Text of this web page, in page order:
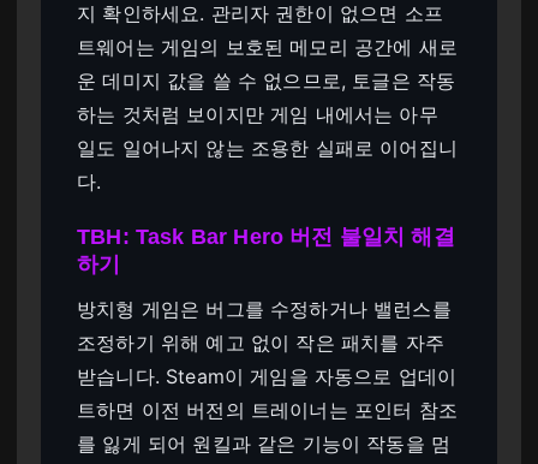
지 확인하세요. 관리자 권한이 없으면 소프
트웨어는 게임의 보호된 메모리 공간에 새로
운 데미지 값을 쓸 수 없으므로, 토글은 작동
하는 것처럼 보이지만 게임 내에서는 아무
일도 일어나지 않는 조용한 실패로 이어집니
다.
TBH: Task Bar Hero 버전 불일치 해결
하기
방치형 게임은 버그를 수정하거나 밸런스를
조정하기 위해 예고 없이 작은 패치를 자주
받습니다. Steam이 게임을 자동으로 업데이
트하면 이전 버전의 트레이너는 포인터 참조
를 잃게 되어 원킬과 같은 기능이 작동을 멈